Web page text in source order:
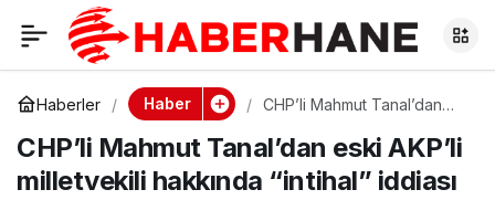
Haberler Haber
CHP’li Mahmut Tanal’dan
hakkında “intihal” iddiası
CHP’li Mahmut Tanal’dan eski AKP’li
milletvekili hakkında “intihal” iddiası
CHP’li Mahmut
Tanal’dan eski AKP’li
milletvekili hakkında